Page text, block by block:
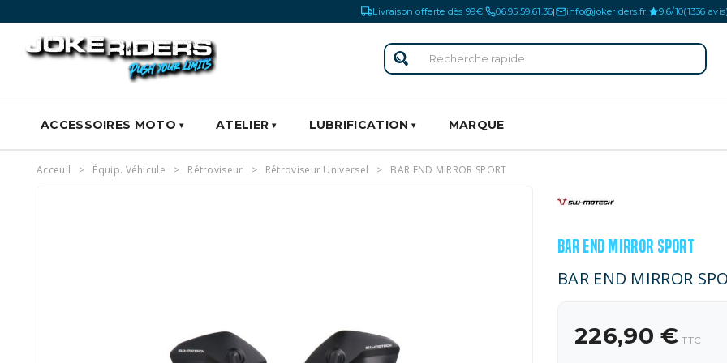
Livraison offerte dès 99€| 06.95.59.61.36| info@jokeriders.fr| 9.6/10(1336 avis)
ACCESSOIRES MOTO ATELIER LUBRIFICATION MARQUE
Acceuil Équip. Véhicule Rétroviseur Rétroviseur Universel BAR END MIRROR SPORT
BAR END MIRROR SPORT
BAR END MIRROR
226,90 € TTC